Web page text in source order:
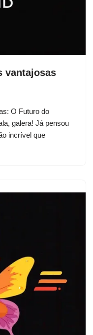
vantajosas
O Futuro do
galera! Já pensou
incrível que